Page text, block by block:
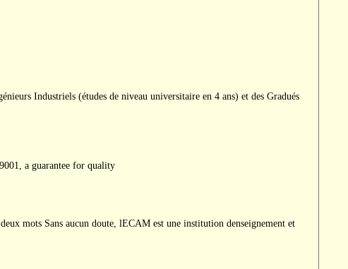
Industriels (études de niveau universitaire en 4 ans) et des Gradués
a guarantee for quality
mots Sans aucun doute, lECAM est une institution denseignement et